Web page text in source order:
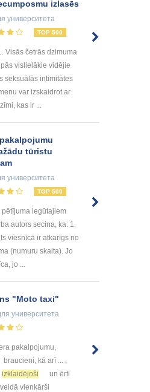
izlasēs
университета
TOP 500
Visās četrās dzimuma
vislielākie vidējie
seksuālās intimitātes
var izskaidrot ar
kas ir ...
tūristu
университета
TOP 500
iegūtajiem
autors secina, ka: 1.
viesnīcā ir atkarīgs no
(numuru skaita). Jo
jo ...
"Moto taxi"
университета
pakalpojumu,
braucieni, kā arī ... ,
izklaidējoši
un ērti
vienkārši